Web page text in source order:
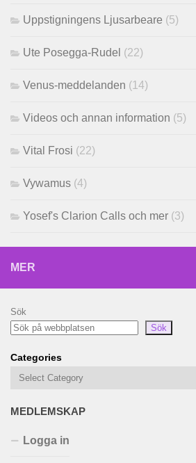
Uppstigningens Ljusarbeare (5)
Ute Posegga-Rudel (22)
Venus-meddelanden (14)
Videos och annan information (5)
Vital Frosi (22)
Vywamus (4)
Yosef's Clarion Calls och mer (3)
MER
Sök
Sök
Categories
MEDLEMSKAP
Logga in